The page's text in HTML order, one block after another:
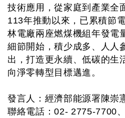
技術應用，從家庭到產業全
113年推動以來，已累積節
林電廠兩座燃煤機組年發電
細節開始，積少成多、人人
出，打造更永續、低碳的生
向淨零轉型目標邁進。
發言人：經濟部能源署陳崇
聯絡電話：02- 2775-7700